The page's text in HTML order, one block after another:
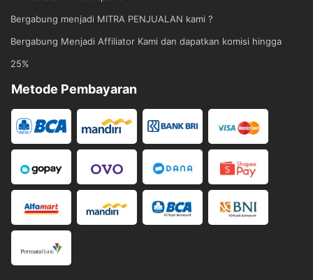
Bergabung menjadi MITRA PENJUALAN kami ?
Bergabung Menjadi Affiliator Kami dan dapatkan komisi hingga
25%
Metode Pembayaran